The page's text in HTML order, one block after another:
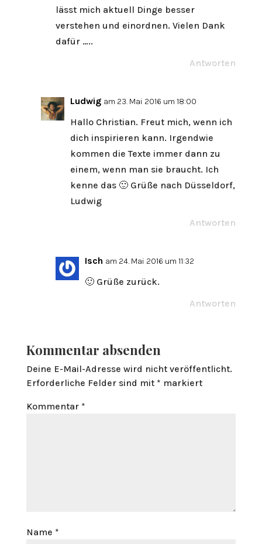
lässt mich aktuell Dinge besser
verstehen und einordnen. Vielen Dank
dafür …..
Antworten
Ludwig am 23. Mai 2016 um 18:00
Hallo Christian. Freut mich, wenn ich
dich inspirieren kann. Irgendwie
kommen die Texte immer dann zu
einem, wenn man sie braucht. Ich
kenne das 🙂 Grüße nach Düsseldorf,
Ludwig
Antworten
Isch am 24. Mai 2016 um 11:32
🙂 Grüße zurück.
Antworten
Kommentar absenden
Deine E-Mail-Adresse wird nicht veröffentlicht.
Erforderliche Felder sind mit * markiert
Kommentar *
Name *